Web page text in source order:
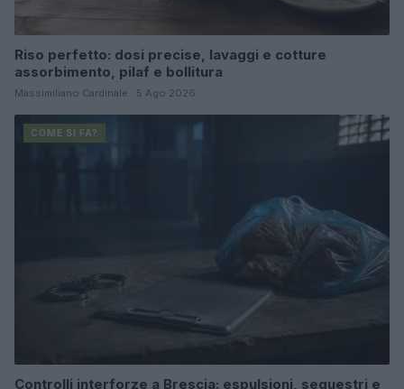
Riso perfetto: dosi precise, lavaggi e cotture
assorbimento, pilaf e bollitura
Massimiliano Cardinale · 5 Ago 2026
COME SI FA?
Controlli interforze a Brescia: espulsioni, sequestri e